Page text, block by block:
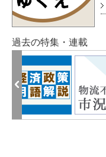
過去の特集・連載